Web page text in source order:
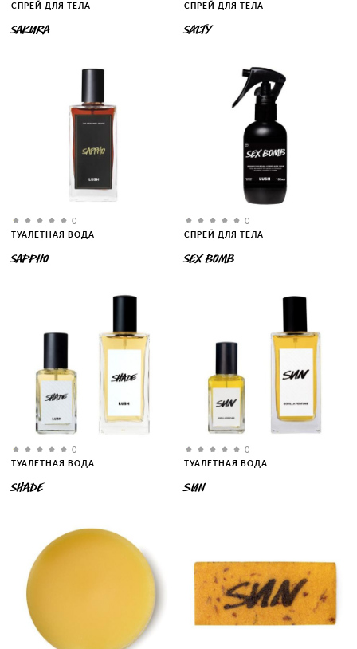
СПРЕЙ ДЛЯ ТЕЛА
SAKURA
СПРЕЙ ДЛЯ ТЕЛА
SALTY
0
ТУАЛЕТНАЯ ВОДА
SAPPHO
0
СПРЕЙ ДЛЯ ТЕЛА
SEX BOMB
0
ТУАЛЕТНАЯ ВОДА
SHADE
0
ТУАЛЕТНАЯ ВОДА
SUN